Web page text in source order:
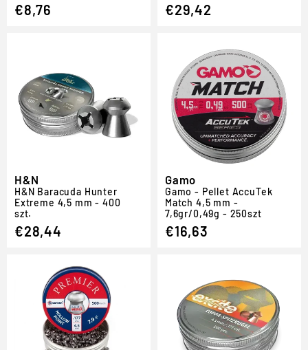
€8,76 €29,42
H&N
H&N Baracuda Hunter
Extreme 4,5 mm - 400
szt.
€28,44
Gamo
Gamo - Pellet AccuTek
Match 4,5 mm -
7,6gr/0,49g - 250szt
€16,63